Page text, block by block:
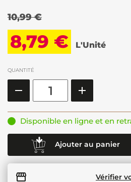
10,99 €
8,79 € L'Unité
QUANTITÉ
Disponible en ligne et en
Ajouter au panier
Vérifier